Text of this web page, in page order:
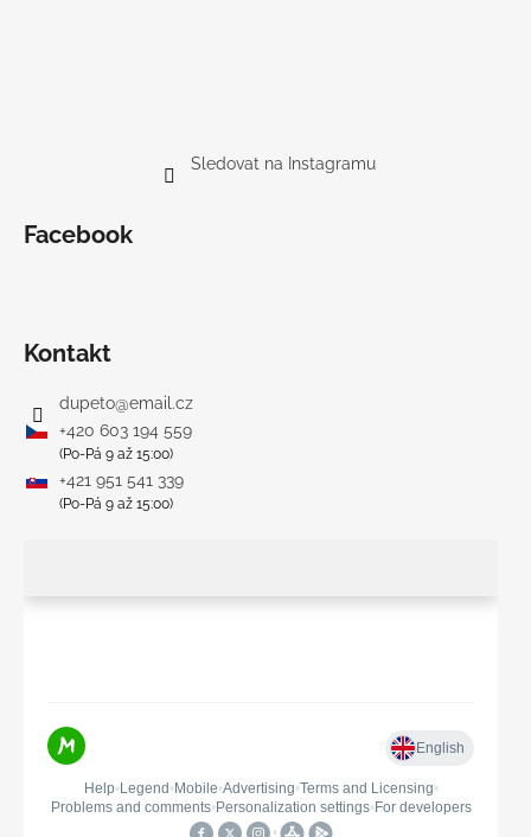
Sledovat na Instagramu
Facebook
Kontakt
dupeto@email.cz
+420 603 194 559
(Po-Pá 9 až 15:00)
+421 951 541 339
(Po-Pá 9 až 15:00)